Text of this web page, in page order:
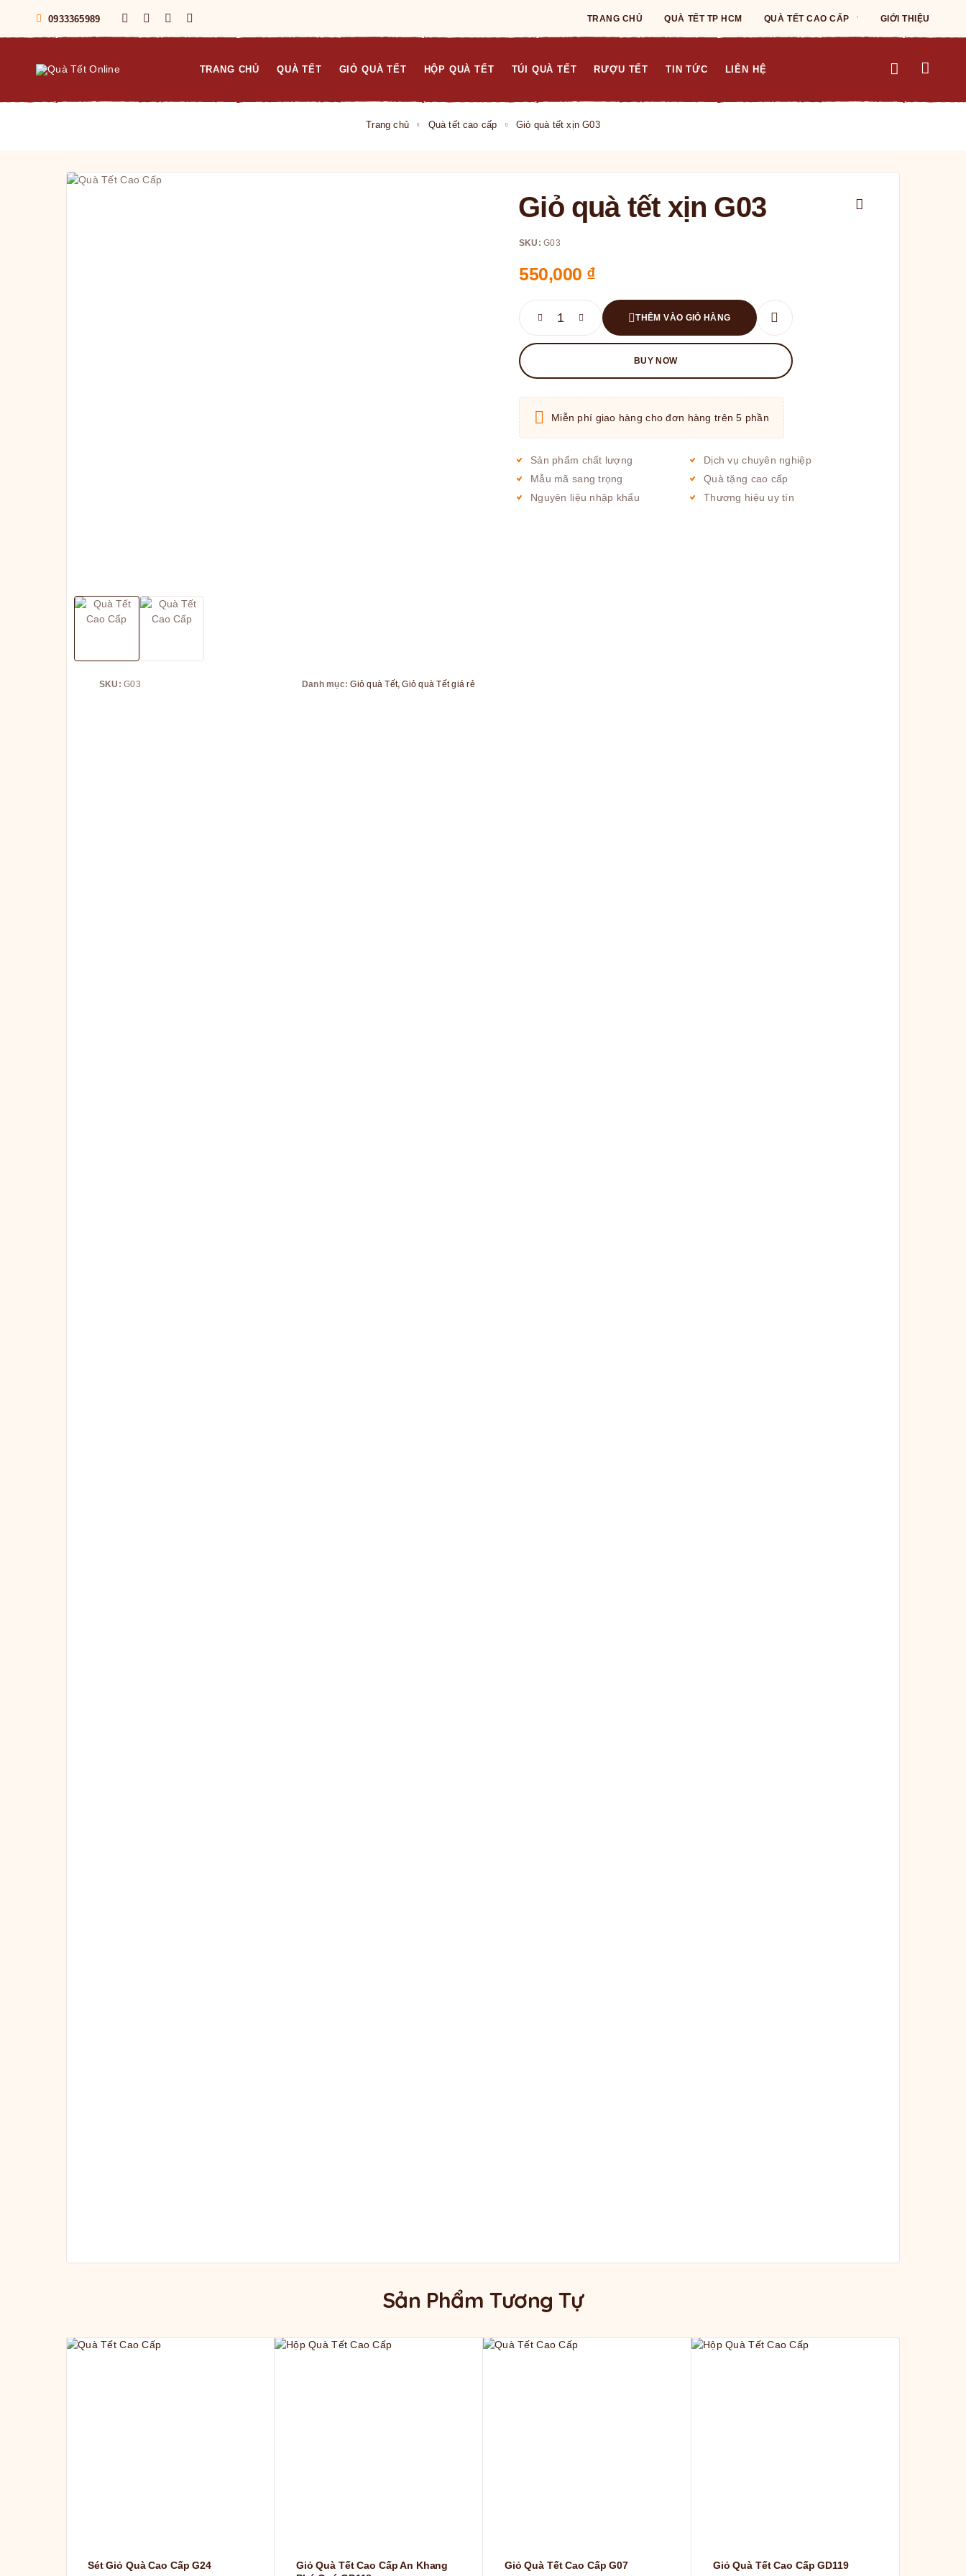
0933365989 TRANG CHỦ QUÀ TẾT TP HCM QUÀ TẾT CAO CẤP GIỚI THIỆU
TRANG CHỦ QUÀ TẾT GIỎ QUÀ TẾT HỘP QUÀ TẾT TÚI QUÀ TẾT RƯỢU TẾT TIN TỨC LIÊN HỆ
Trang chủ Quà tết cao cấp Giỏ quà tết xịn G03
SKU:G03 Danh mục:Giỏ quà Tết,Giỏ quà Tết giá rẻ
Giỏ quà tết xịn G03
SKU:G03
550,000 ₫
THÊM VÀO GIỎ HÀNG
BUY NOW
Miễn phí giao hàng cho đơn hàng trên 5 phần
Sản phẩm chất lượng
Mẫu mã sang trọng
Nguyên liệu nhập khẩu
Dịch vụ chuyên nghiệp
Quà tặng cao cấp
Thương hiệu uy tín
Sản Phẩm Tương Tự
Sét Giỏ Quà Cao Cấp G24
Giỏ Quà Tết Cao Cấp An Khang
Giỏ Quà Tết Cao Cấp G07 Giỏ Quà Tết Cao Cấp GD119